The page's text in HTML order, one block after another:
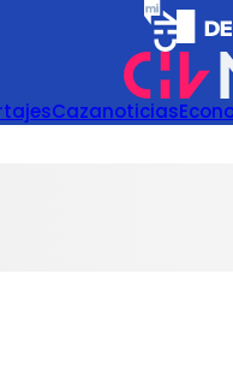
Cazanoticias